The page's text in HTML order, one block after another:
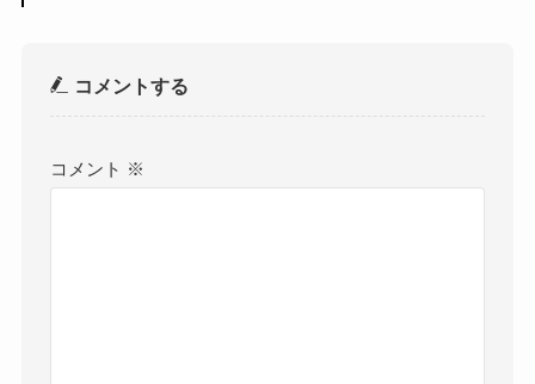
コメントする
コメント ※